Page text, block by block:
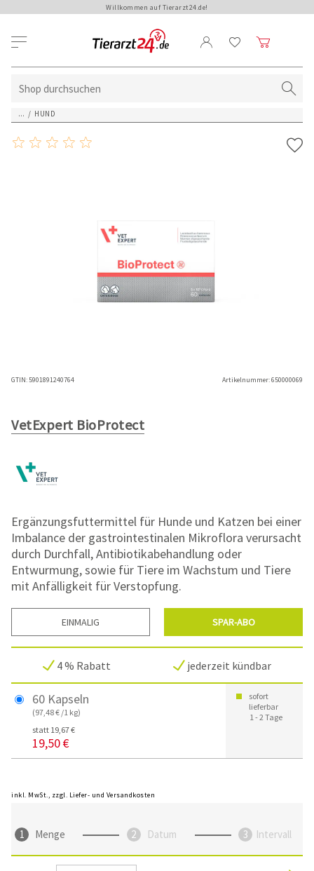
Willkommen auf Tierarzt24.de!
... / HUND
GTIN:5901891240764 Artikelnummer:650000069
VetExpert BioProtect
Ergänzungsfuttermittel für Hunde und Katzen bei einer
Imbalance der gastrointestinalen Mikroflora verursacht
durch Durchfall, Antibiotikabehandlung oder
Entwurmung, sowie für Tiere im Wachstum und Tiere
mit Anfälligkeit für Verstopfung.
EINMALIG SPAR-ABO
4 % Rabatt jederzeit kündbar
60 Kapseln
(97,48 € /1 kg)
statt 19,67 €
19,50 €
sofort
lieferbar
1 - 2 Tage
inkl. MwSt., zzgl. Liefer- und Versandkosten
Menge Datum Intervall